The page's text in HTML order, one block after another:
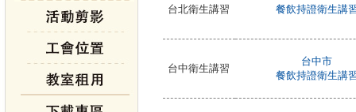
台北衛生講習 餐飲持證衛生講
台中衛生講習
台中市
餐飲持證衛生講